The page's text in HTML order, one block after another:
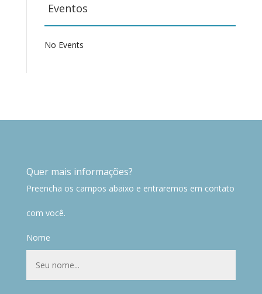
Eventos
No Events
Quer mais informações?
Preencha os campos abaixo e entraremos em contato
com você.
Nome